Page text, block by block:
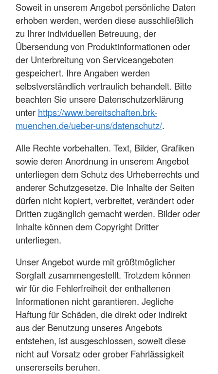
Soweit in unserem Angebot persönliche Daten
erhoben werden, werden diese ausschließlich
zu Ihrer individuellen Betreuung, der
Übersendung von Produktinformationen oder
der Unterbreitung von Serviceangeboten
gespeichert. Ihre Angaben werden
selbstverständlich vertraulich behandelt. Bitte
beachten Sie unsere Datenschutzerklärung
unter https://www.bereitschaften.brk-
muenchen.de/ueber-uns/datenschutz/.
Alle Rechte vorbehalten. Text, Bilder, Grafiken
sowie deren Anordnung in unserem Angebot
unterliegen dem Schutz des Urheberrechts und
anderer Schutzgesetze. Die Inhalte der Seiten
dürfen nicht kopiert, verbreitet, verändert oder
Dritten zugänglich gemacht werden. Bilder oder
Inhalte können dem Copyright Dritter
unterliegen.
Unser Angebot wurde mit größtmöglicher
Sorgfalt zusammengestellt. Trotzdem können
wir für die Fehlerfreiheit der enthaltenen
Informationen nicht garantieren. Jegliche
Haftung für Schäden, die direkt oder indirekt
aus der Benutzung unseres Angebots
entstehen, ist ausgeschlossen, soweit diese
nicht auf Vorsatz oder grober Fahrlässigkeit
unsererseits beruhen.